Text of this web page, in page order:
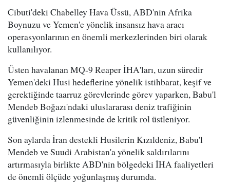
Cibuti'deki Chabelley Hava Üssü, ABD'nin Afrika
Boynuzu ve Yemen'e yönelik insansız hava aracı
operasyonlarının en önemli merkezlerinden biri olarak
kullanılıyor.
Üsten havalanan MQ-9 Reaper İHA'ları, uzun süredir
Yemen'deki Husi hedeflerine yönelik istihbarat, keşif ve
gerektiğinde taarruz görevlerinde görev yaparken, Babu'l
Mendeb Boğazı'ndaki uluslararası deniz trafiğinin
güvenliğinin izlenmesinde de kritik rol üstleniyor.
Son aylarda İran destekli Husilerin Kızıldeniz, Babu'l
Mendeb ve Suudi Arabistan'a yönelik saldırılarını
artırmasıyla birlikte ABD'nin bölgedeki İHA faaliyetleri
de önemli ölçüde yoğunlaşmış durumda.